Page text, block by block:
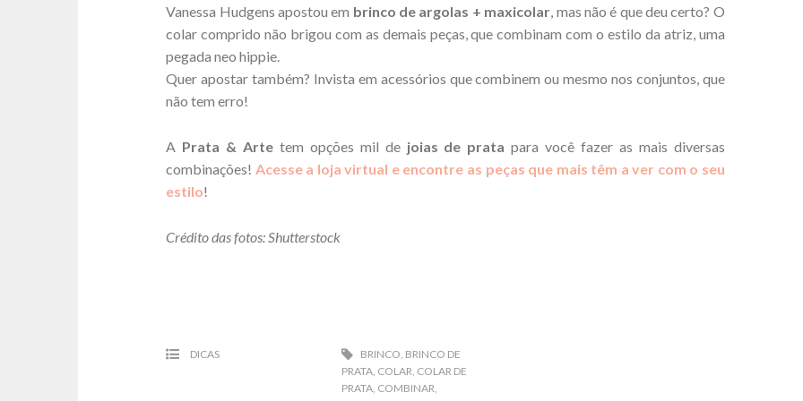
Vanessa Hudgens apostou em brinco de argolas + maxicolar, mas não é que deu certo? O
colar comprido não brigou com as demais peças, que combinam com o estilo da atriz, uma
pegada neo hippie.
Quer apostar também? Invista em acessórios que combinem ou mesmo nos conjuntos, que
não tem erro!
A Prata & Arte tem opções mil de joias de prata para você fazer as mais diversas
combinações! Acesse a loja virtual e encontre as peças que mais têm a ver com o seu
estilo!
Crédito das fotos: Shutterstock
DICAS BRINCO, BRINCO DE
PRATA, COLAR, COLAR DE
PRATA, COMBINAR,